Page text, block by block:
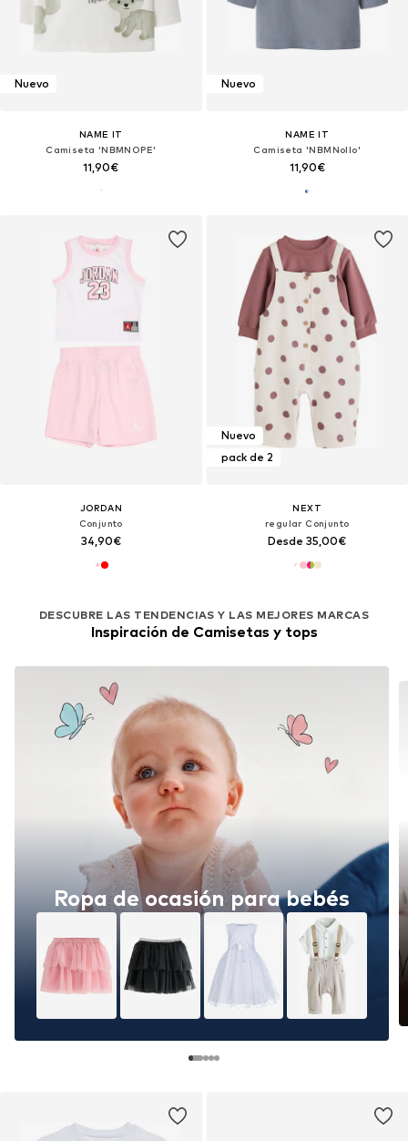
Nuevo
NAME IT
Camiseta 'NBMNOPE'
11,90€
Nuevo
NAME IT
Camiseta 'NBMNollo'
11,90€
JORDAN
Conjunto
34,90€
Nuevo
pack de 2
NEXT
regular Conjunto
Desde 35,00€
DESCUBRE LAS TENDENCIAS Y LAS MEJORES MARCAS
Inspiración de Camisetas y tops
Ropa de ocasión para bebés